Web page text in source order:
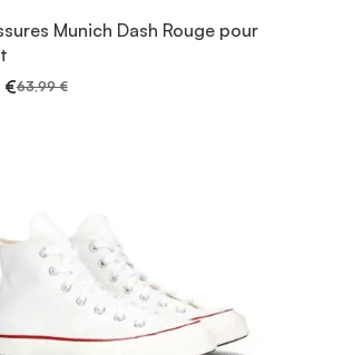
Munich Dash Rouge pour
€63,99 €